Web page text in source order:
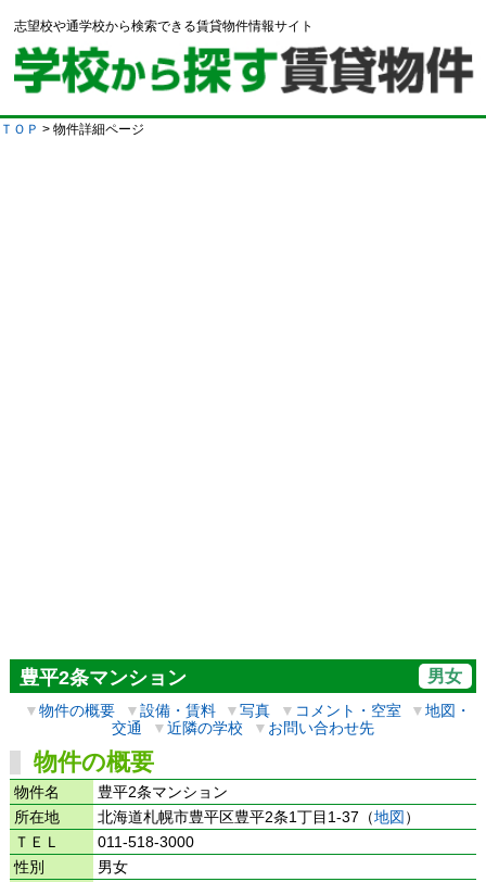
志望校や通学校から検索できる賃貸物件情報サイト
ＴＯＰ > 物件詳細ページ
豊平2条マンション 男女
▼物件の概要 ▼設備・賃料 ▼写真 ▼ コメント・空室 ▼地図・
交通
▼近隣の学校 ▼ お問い合わせ先
物件の概要
物件名
豊平2条マンション
所在地
北海道札幌市豊平区豊平2条1丁目1-37（地図 ）
ＴＥＬ
011-518-3000
性別
男女